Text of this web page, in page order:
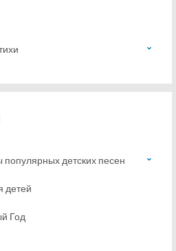
популярных детских песен
детей
Год